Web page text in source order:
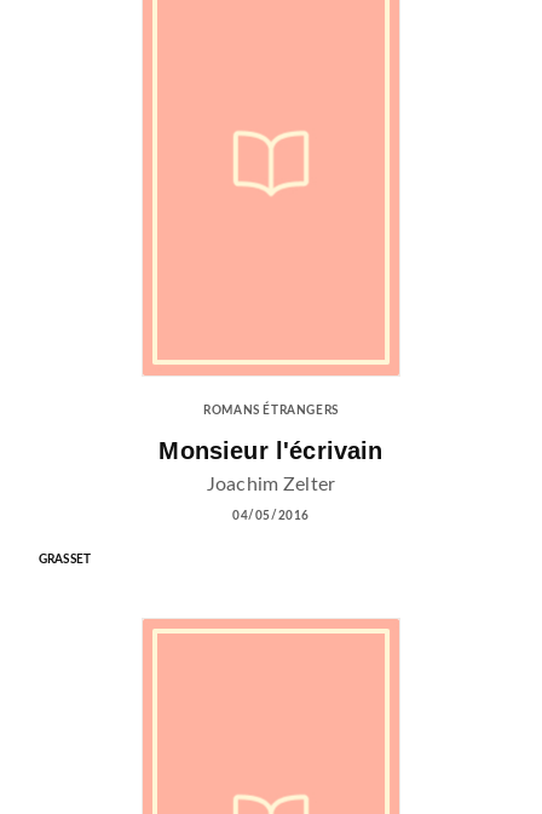
ROMANS ÉTRANGERS
Monsieur l'écrivain
Joachim Zelter
04/05/2016
GRASSET